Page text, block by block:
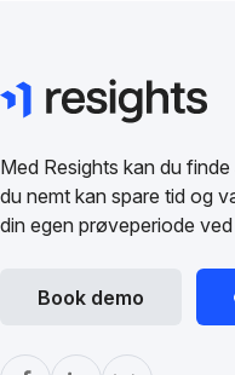
Med Resights kan du
du nemt kan spare tid og
din egen prøveperiode
Book demo